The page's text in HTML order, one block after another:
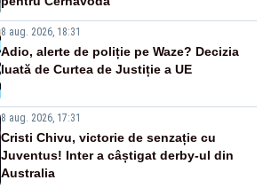
8 aug. 2026, 18:31
Adio, alerte de poliție pe Waze? Decizia
luată de Curtea de Justiție a UE
8 aug. 2026, 17:31
Cristi Chivu, victorie de senzație cu
Juventus! Inter a câștigat derby-ul din
Australia